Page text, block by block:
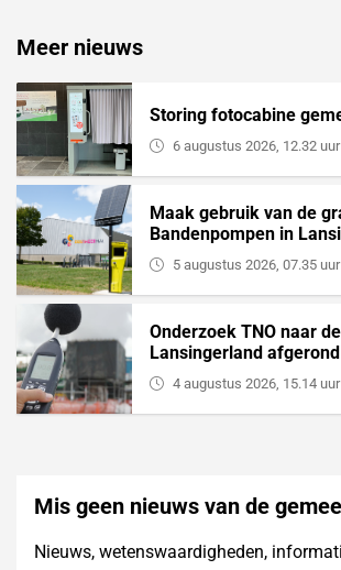
Meer nieuws
Storing fotocabine
6 augustus 2026, 12.32 uur
Maak gebruik van de
Bandenpompen in
5 augustus 2026, 07.35 uur
Onderzoek TNO naar
Lansingerland afgerond
4 augustus 2026, 15.14 uur
Mis geen nieuws van de
Nieuws, wetenswaardigheden,